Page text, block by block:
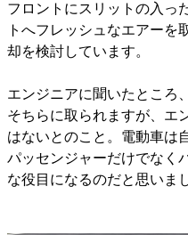
フロントにスリットの入っ
トへフレッシュなエアーを
却を検討しています。
エンジニアに聞いたところ
そちらに取られますが、エ
はないとのこと。電動車は
パッセンジャーだけでなく
な役目になるのだと思いま